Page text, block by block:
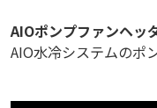
AIOポンプファンヘッ
AIO水冷システムのポ